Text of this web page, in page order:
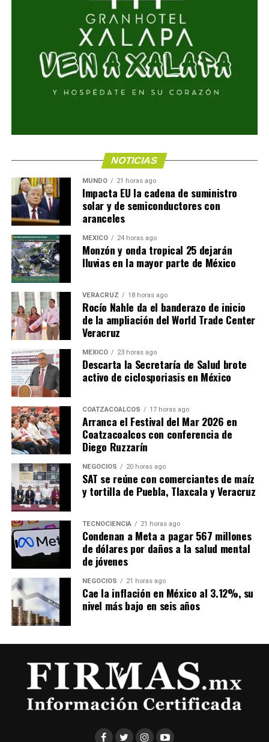
NOTICIAS
MUNDO 21 horas ago
Impacta EU la cadena de suministro
solar y de semiconductores con
aranceles
MÉXICO 24 horas ago
Monzón y onda tropical 25 dejarán
lluvias en la mayor parte de México
VERACRUZ 18 horas ago
Rocío Nahle da el banderazo de inicio
de la ampliación del World Trade Center
Veracruz
MÉXICO 23 horas ago
Descarta la Secretaría de Salud brote
activo de ciclosporiasis en México
COATZACOALCOS 17 horas ago
Arranca el Festival del Mar 2026 en
Coatzacoalcos con conferencia de
Diego Ruzzarín
NEGOCIOS 20 horas ago
SAT se reúne con comerciantes de maíz
y tortilla de Puebla, Tlaxcala y Veracruz
TECNOCIENCIA 21 horas ago
Condenan a Meta a pagar 567 millones
de dólares por daños a la salud mental
de jóvenes
NEGOCIOS 21 horas ago
Cae la inflación en México al 3.12%, su
nivel más bajo en seis años